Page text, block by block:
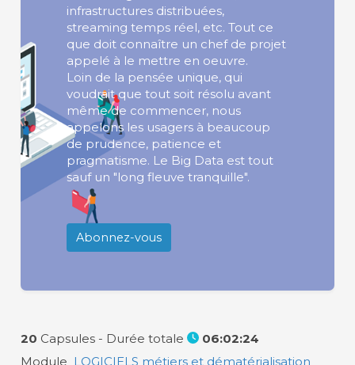
infrastructures distribuées,
streaming temps réel, etc. Tout ce
que doit connaître un chef de projet
appelé à le mettre en oeuvre.
Loin de la pensée unique, qui
voudrait que tout soit résolu avant
même de commencer, nous
appelons les usagers à beaucoup
de prudence, patience et
pragmatisme. Le Big Data est tout
sauf un "long fleuve tranquille".
Abonnez-vous
20 Capsules - Durée totale
06:02:24
Module LOGICIELS métiers et dématérialisation